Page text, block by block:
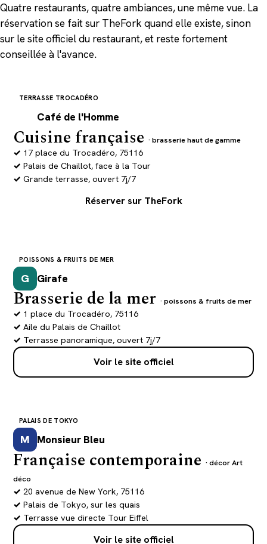
Quatre restaurants, quatre ambiances, une même vue. La
réservation se fait sur TheFork quand elle existe, sinon
sur le site officiel du restaurant, et reste fortement
conseillée à l'avance.
TERRASSE TROCADÉRO
Café de l'Homme
Cuisine française · brasserie haut de gamme
17 place du Trocadéro, 75116
Palais de Chaillot, face à la Tour
Grande terrasse, ouvert 7j/7
Réserver sur TheFork
POISSONS & FRUITS DE MER
G Girafe
Brasserie de la mer · poissons & fruits de mer
1 place du Trocadéro, 75116
Aile du Palais de Chaillot
Terrasse panoramique, ouvert 7j/7
Voir le site officiel
PALAIS DE TOKYO
M Monsieur Bleu
Française contemporaine · décor Art
déco
20 avenue de New York, 75116
Palais de Tokyo, sur les quais
Terrasse vue directe Tour Eiffel
Voir le site officiel